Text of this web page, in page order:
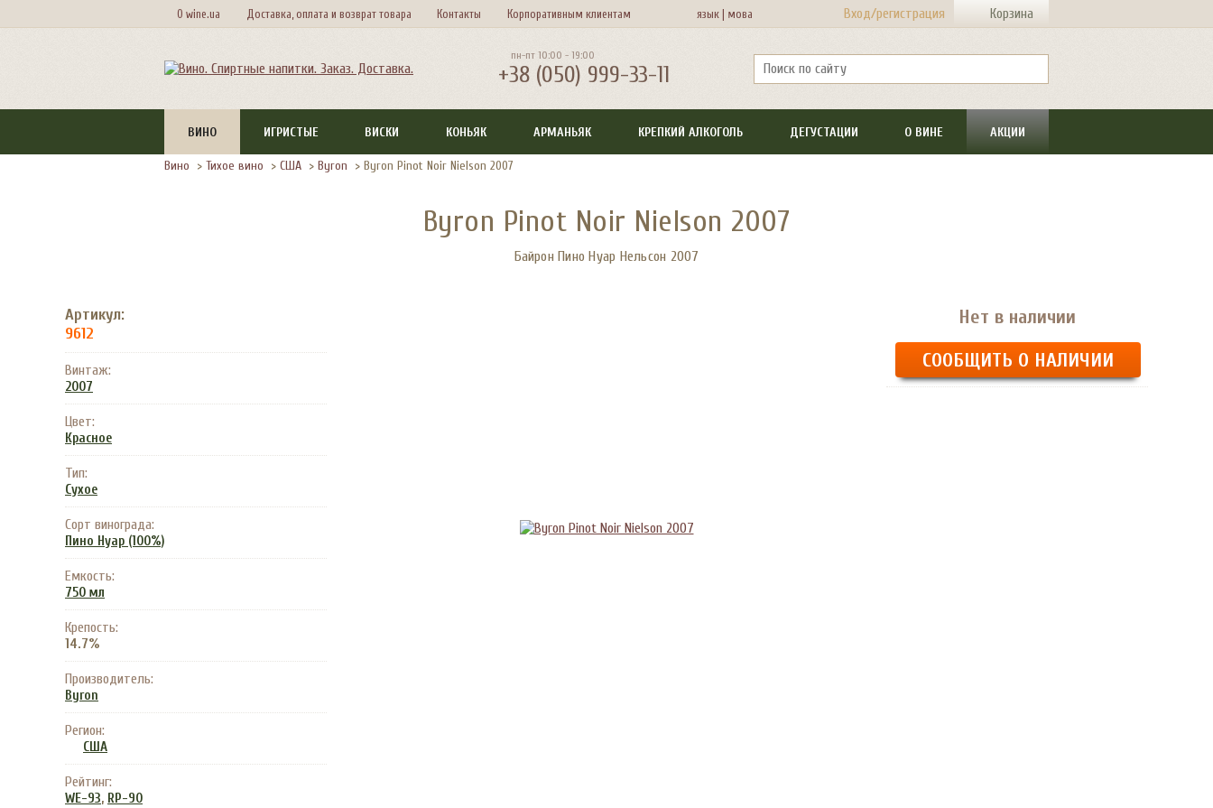
О wine.ua Доставка, оплата и возврат товара Контакты Корпоративным клиентам язык |мова Вход/регистрация Корзина
пн-пт 10:00 - 19:00
+38 (050) 999-33-11
ВИНО ИГРИСТЫЕ ВИСКИ КОНЬЯК АРМАНЬЯК КРЕПКИЙ АЛКОГОЛЬ ДЕГУСТАЦИИ О ВИНЕ АКЦИИ
Вино > Тихое вино > США > Byron > Byron Pinot Noir Nielson 2007
Byron Pinot Noir Nielson 2007
Байрон Пино Нуар Нельсон 2007
Нет в наличии
СООБЩИТЬ О НАЛИЧИИ
Артикул:
9612
Винтаж:
2007
Цвет:
Красное
Тип:
Сухое
Сорт винограда:
Пино Нуар (100%)
Емкость:
750 мл
Крепость:
14.7%
Производитель:
Byron
Регион:
США
Рейтинг:
WE-93, RP-90